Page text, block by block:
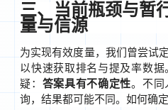
三、当前瓶颈与暂
量与信源
为实现有效度量，我们曾尝试
以快速获取排名与提及率数
疑： 答案具有不确定性。不同
询，结果都可能不同。如何确